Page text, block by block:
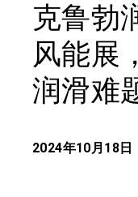
克鲁勃
风能展
润滑难
2024年10月18日